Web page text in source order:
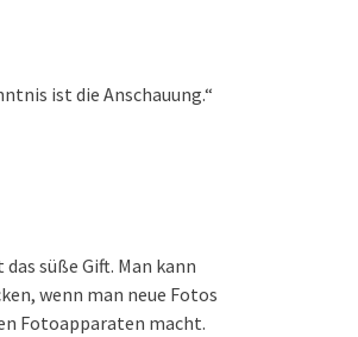
ist die Anschauung.“
das süße Gift. Man kann
wenn man neue Fotos
Fotoapparaten macht.